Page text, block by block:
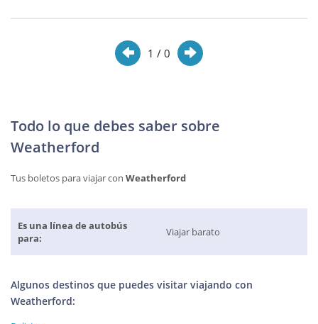
1 / 0
Todo lo que debes saber sobre
Weatherford
Tus boletos para viajar con Weatherford
Es una línea de autobús
para:
Viajar barato
Algunos destinos que puedes visitar viajando con
Weatherford: